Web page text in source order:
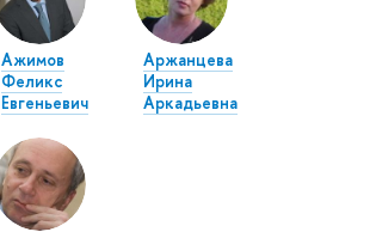
Ажимов
Феликс
Евгеньевич
Аржанцева
Ирина
Аркадьевна